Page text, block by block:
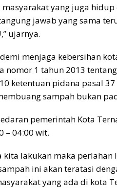
masyarakat yang juga
jawab yang sama
ujarnya.
menjaga kebersihan
nomor 1 tahun 2013
ketentuan pidana pasal
sampah bukan
pemerintah Kota
– 04:00 wit.
kita lakukan maka perlahan
ini akan teratasi
yang ada di kota